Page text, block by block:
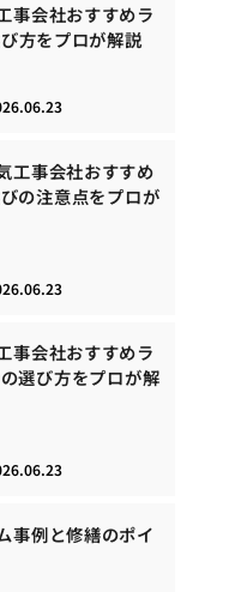
事会社おすすめラ
方をプロが解説
工事会社おすすめ
の注意点をプロが
事会社おすすめラ
選び方をプロが解
事例と修繕のポイ